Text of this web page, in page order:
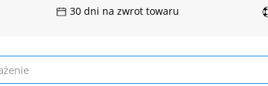
30 dni na zwrot towaru